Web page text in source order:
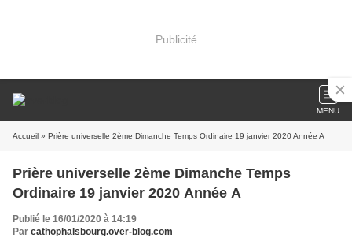
Publicité
MENU
Accueil » Prière universelle 2ème Dimanche Temps Ordinaire 19 janvier 2020 Année A
Prière universelle 2ème Dimanche Temps
Ordinaire 19 janvier 2020 Année A
Publié le 16/01/2020 à 14:19
Par cathophalsbourg.over-blog.com